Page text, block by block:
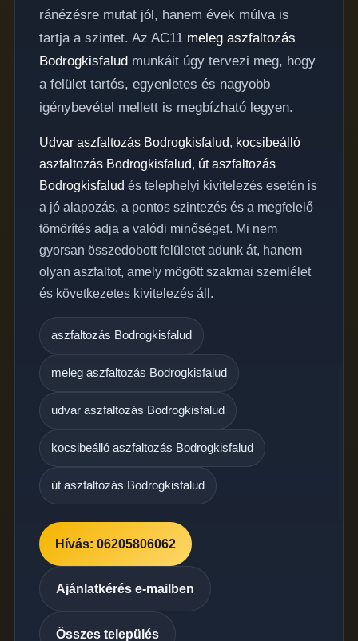
ránézésre mutat jól, hanem évek múlva is
tartja a szintet. Az AC11 meleg aszfaltozás
Bodrogkisfaludmunkáit úgy tervezi meg, hogy
a felület tartós, egyenletes és nagyobb
igénybevétel mellett is megbízható legyen.
Udvar aszfaltozás Bodrogkisfalud, kocsibeálló
aszfaltozás Bodrogkisfalud, út aszfaltozás
Bodrogkisfalud és telephelyi kivitelezés esetén is
a jó alapozás, a pontos szintezés és a megfelelő
tömörítés adja a valódi minőséget. Mi nem
gyorsan összedobott felületet adunk át, hanem
olyan aszfaltot, amely mögött szakmai szemlélet
és következetes kivitelezés áll.
aszfaltozás Bodrogkisfalud
meleg aszfaltozás Bodrogkisfalud
udvar aszfaltozás Bodrogkisfalud
kocsibeálló aszfaltozás Bodrogkisfalud
út aszfaltozás Bodrogkisfalud
Hívás: 06205806062
Ajánlatkérés e-mailben
Összes település